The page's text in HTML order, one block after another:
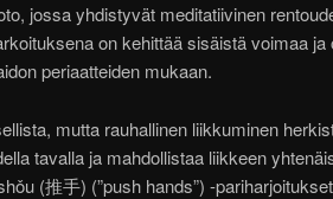
jossa yhdistyvät meditatiivinen
on kehittää sisäistä voimaa ja
periaatteiden mukaan.
mutta rauhallinen liikkuminen
tavalla ja mahdollistaa liikkeen
(推手) (”push hands”) -